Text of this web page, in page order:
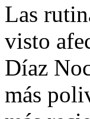
Las
visto
Díaz
más